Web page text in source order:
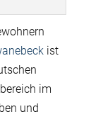
ist
im
und